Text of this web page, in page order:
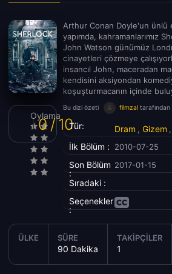
Oylama
0 / 10
Arthur Conan Doyle'un ünlü
yapımda, kahramanlarımız
John Watson günümüz
cinayetleri çözmeye
insancıl John, maceradan
kendisini aksiyondan
koşuşturmacanın içinde
Bu dizi özeti filmzal tarafından
Tür: Dram , Gizem ,
İlk Bölüm :
2010-07-25
Son Bölüm
:
2017-01-15
Sıradaki :
Seçenekler
:
ÜLKE SÜRE
90 Dakika
TAKIPÇILER
1